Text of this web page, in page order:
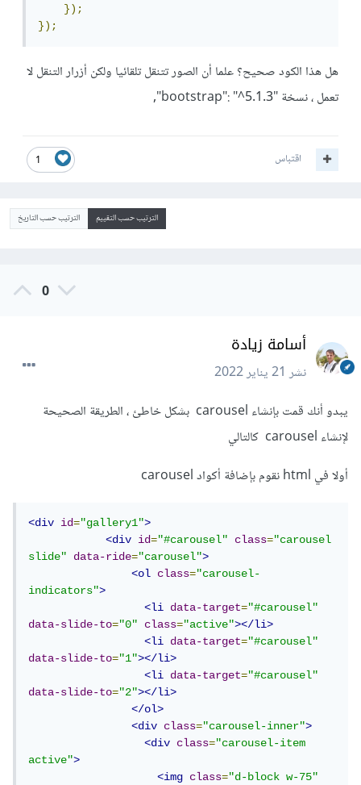
});
});
هل هذا الكود صحيح؟ علما أن الصور تتنقل تلقائيا ولكن أزرار التنقل لا
تعمل ، نسخة "bootstrap": "^5.1.3",
1 اقتباس
الترتيب حسب التقييم الترتيب حسب التاريخ
0
أسامة زيادة
نشر21 يناير 2022
يبدو أنك قمت بإنشاء carousel بشكل خاطئ ، الطريقة الصحيحة
لإنشاء carousel كالتالي
أولا في html نقوم بإضافة أكواد carousel
<div id="gallery1">
<div
id="#carousel" class="carousel
slide"
data-ride="carousel">
<ol
class="carousel-
indicators">
<li
data-target="#carousel"
data-slide-to="0" class="active"></li>
<li
data-target="#carousel"
data-slide-to="1"></li>
<li
data-target="#carousel"
data-slide-to="2"></li>
</ol>
<div
class="carousel-inner">
<div
class="carousel-item
active">
<img
class="d-block w-75"